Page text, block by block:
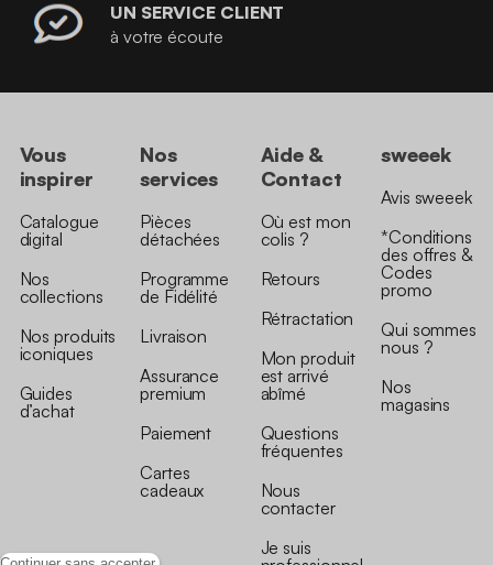
UN SERVICE CLIENT
à votre écoute
Vous
inspirer
Catalogue
digital
Nos
collections
Nos produits
iconiques
Guides
d’achat
Nos
services
Pièces
détachées
Programme
de Fidélité
Livraison
Assurance
premium
Paiement
Cartes
cadeaux
Aide &
Contact
Où est mon
colis ?
Retours
Rétractation
Mon produit
est arrivé
abîmé
Questions
fréquentes
Nous
contacter
Je suis
sweeek
Avis sweeek
*Conditions
des offres &
Codes
promo
Qui sommes
nous ?
Nos
magasins